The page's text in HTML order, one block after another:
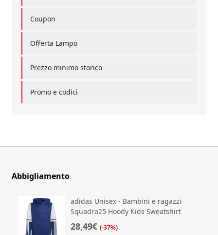
Coupon
Offerta Lampo
Prezzo minimo storico
Promo e codici
Abbigliamento
adidas Unisex - Bambini e ragazzi
Squadra25 Hoody Kids Sweatshirt
28,49€ (-37%)